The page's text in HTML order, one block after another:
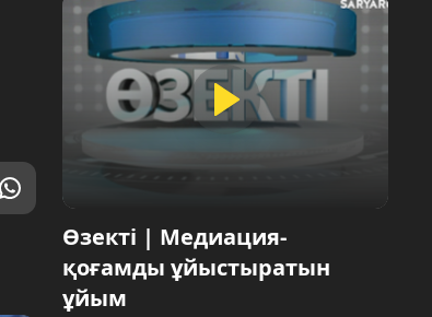
Өзекті | Медиация-
қоғамды ұйыстыратын
ұйым